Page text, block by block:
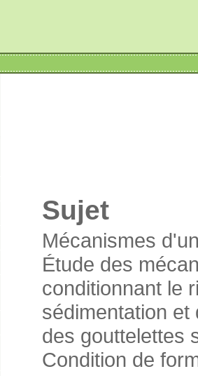
Sujet
Mécanismes
Étude des
conditionnant le
sédimentation
des gouttelettes
Condition de